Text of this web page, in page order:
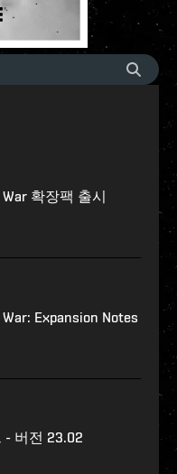
확장팩 출시
Expansion Notes
- 버전 23.02